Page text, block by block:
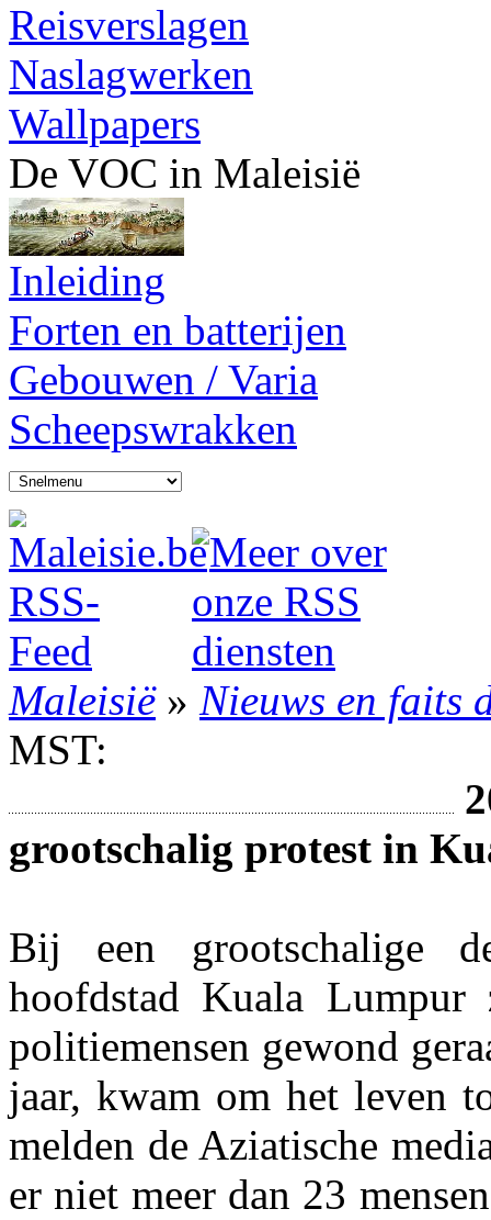
Reisverslagen
Naslagwerken
Wallpapers
De VOC in Maleisië
Inleiding
Forten en batterijen
Gebouwen / Varia
Scheepswrakken
Maleisië» Nieuws en faits
MST:
grootschalig protest in
Bij een grootschalige
hoofdstad Kuala
politiemensen gewond
jaar, kwam om het leven
melden de Aziatische
er niet meer dan 23